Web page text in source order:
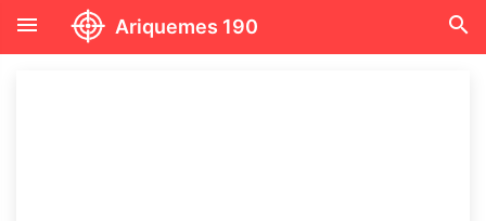
menu Ariquemes 190 search